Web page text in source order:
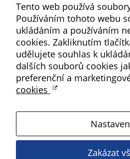
YouTube
Instagram
RSS
Kbely
Satalice
Tento web používá
Používáním tohoto webu
ukládáním a používáním
cookies. Zakliknutím
udělujete souhlas k
dalších souborů cookies
preferenční a
cookies
Zakázat